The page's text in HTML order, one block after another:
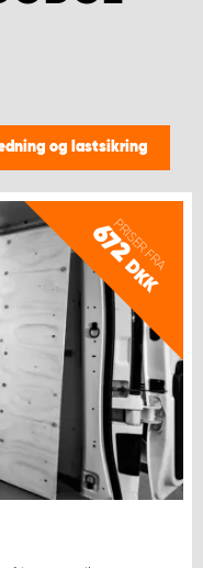
og lastsikring
PRISER FRA
672
DKK